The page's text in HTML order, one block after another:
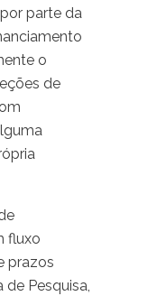
parte da
o
de
fluxo
prazos
Pesquisa,